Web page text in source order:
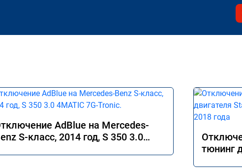
AdBlue на Mercedes-
S-класс, 2014 год, S 350 3.0
тюнинг